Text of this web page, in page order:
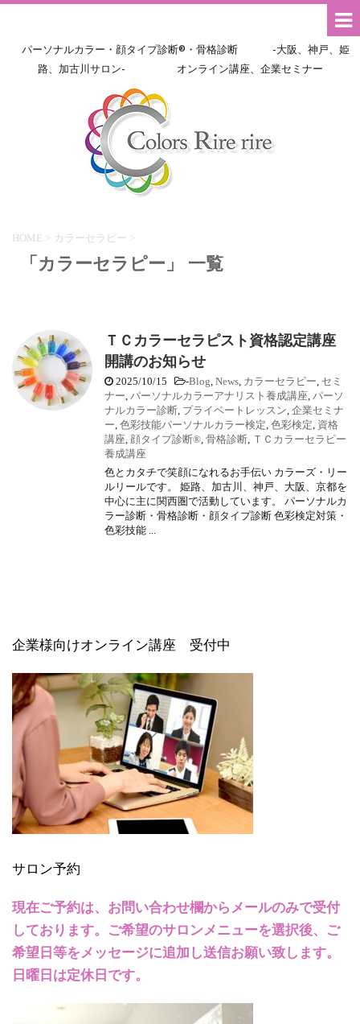
パーソナルカラー・顔タイプ診断®・骨格診断 -大阪、神戸、姫
路、加古川サロン- オンライン講座、企業セミナー
HOME > カラーセラピー >
「カラーセラピー」 一覧
ＴＣカラーセラピスト資格認定講座
開講のお知らせ
2025/10/15 -Blog, News, カラーセラピー, セミ
ナー, パーソナルカラーアナリスト養成講座, パーソ
ナルカラー診断, プライベートレッスン, 企業セミナ
ー, 色彩技能パーソナルカラー検定, 色彩検定, 資格
講座, 顔タイプ診断®, 骨格診断, ＴＣカラーセラピー
養成講座
色とカタチで笑顔になれるお手伝い カラーズ・リー
ルリールです。 姫路、加古川、神戸、大阪、京都を
中心に主に関西圏で活動しています。 パーソナルカ
ラー診断・骨格診断・顔タイプ診断 色彩検定対策・
色彩技能 ...
企業様向けオンライン講座 受付中
サロン予約
現在ご予約は、お問い合わせ欄からメールのみで受付
しております。ご希望のサロンメニューを選択後、ご
希望日等をメッセージに追加し送信お願い致します。
日曜日は定休日です。